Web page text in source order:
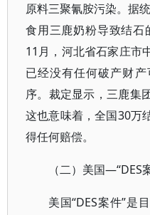
原料三聚氰胺污染。据
食用三鹿奶粉导致结
11月，河北省石家庄市
已经没有任何破产财
序。裁定显示，三鹿集
这也意味着，全国30万
得任何赔偿。
（二）美国—“DES
美国“DES案件”是